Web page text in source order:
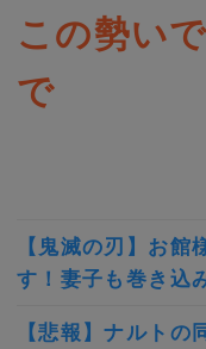
この勢い
で
【鬼滅の刃】お館
す！妻子も巻き込
【悲報】ナルトの